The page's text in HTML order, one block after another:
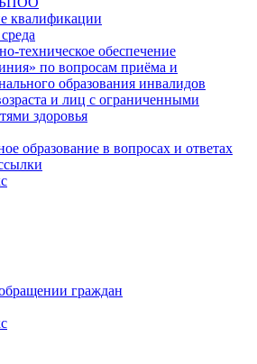
квалификации
техническое обеспечение
по вопросам приёма и
образования инвалидов
и лиц с ограниченными
здоровья
образование в вопросах и ответах
граждан